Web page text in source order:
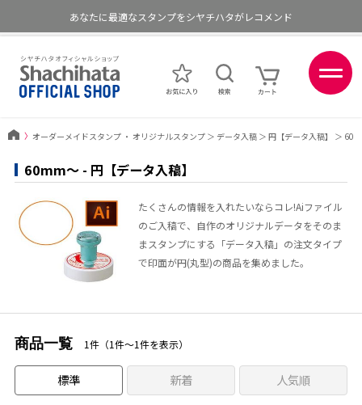
あなたに最適なスタンプをシヤチハタがレコメンド
〉 オーダーメイドスタンプ ・ オリジナルスタンプ＞ データ入稿＞ 円【データ入稿】 ＞
60mm〜 - 円【データ入稿】
たくさんの情報を入れたいならコレ!Aiファイル
のご入稿で、自作のオリジナルデータをそのま
まスタンプにする「データ入稿」の注文タイプ
で印面が円(丸型)の商品を集めました。
商品一覧 1件（1件〜1件を表示）
標準 新着 人気順